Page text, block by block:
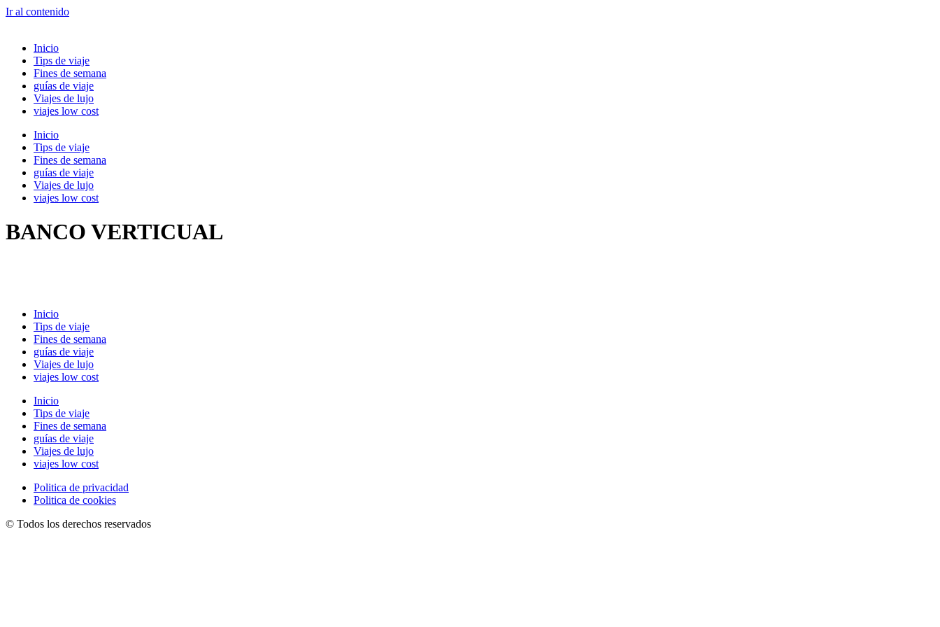
Ir al contenido
Inicio
Tips de viaje
Fines de semana
guías de viaje
Viajes de lujo
viajes low cost
Inicio
Tips de viaje
Fines de semana
guías de viaje
Viajes de lujo
viajes low cost
BANCO VERTICUAL
Inicio
Tips de viaje
Fines de semana
guías de viaje
Viajes de lujo
viajes low cost
Inicio
Tips de viaje
Fines de semana
guías de viaje
Viajes de lujo
viajes low cost
Politica de privacidad
Politica de cookies
© Todos los derechos reservados